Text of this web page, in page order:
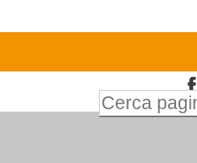
Inserire il